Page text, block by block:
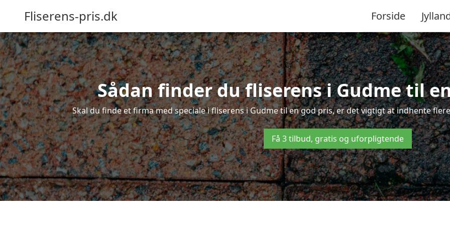
Fliserens-pris.dk Forside
Sådan finder du fliserens i Gudme til
Skal du finde et firma med speciale i fliserens i Gudme til en god pris, er det vigtigt at indhente
Få 3 tilbud, gratis og uforpligtende